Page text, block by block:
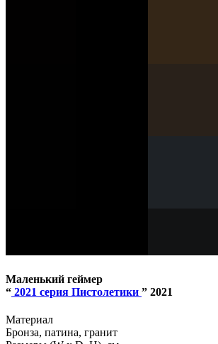
Маленький геймер
“ 2021 серия Пистолетики ” 2021
Материал
Бронза, патина, гранит